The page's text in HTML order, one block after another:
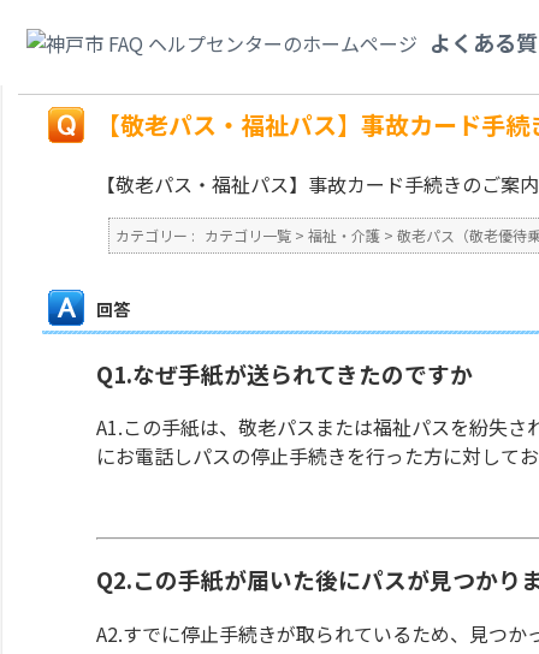
よくある
について教えてください。
【敬老パス・福祉パス】事故カード手
【敬老パス・福祉パス】事故カード手続きのご案
カテゴリー : カテゴリ一覧 > 福祉・介護 > 敬老パス（敬老優待
回答
Q1.なぜ手紙が送られてきたのですか
A1.この手紙は、敬老パスまたは福祉パスを紛失
にお電話しパスの停止手続きを行った方に対して
Q2.この手紙が届いた後にパスが見つかり
A2.すでに停止手続きが取られているため、見つ